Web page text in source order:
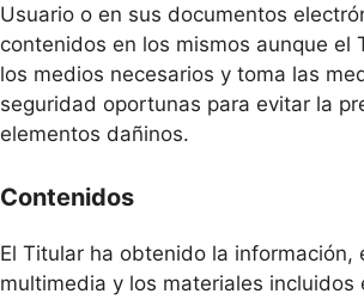
Usuario o en sus documentos
contenidos en los mismos aunque el
los medios necesarios y toma las
seguridad oportunas para evitar la
elementos dañinos.
Contenidos
El Titular ha obtenido la información,
multimedia y los materiales incluidos